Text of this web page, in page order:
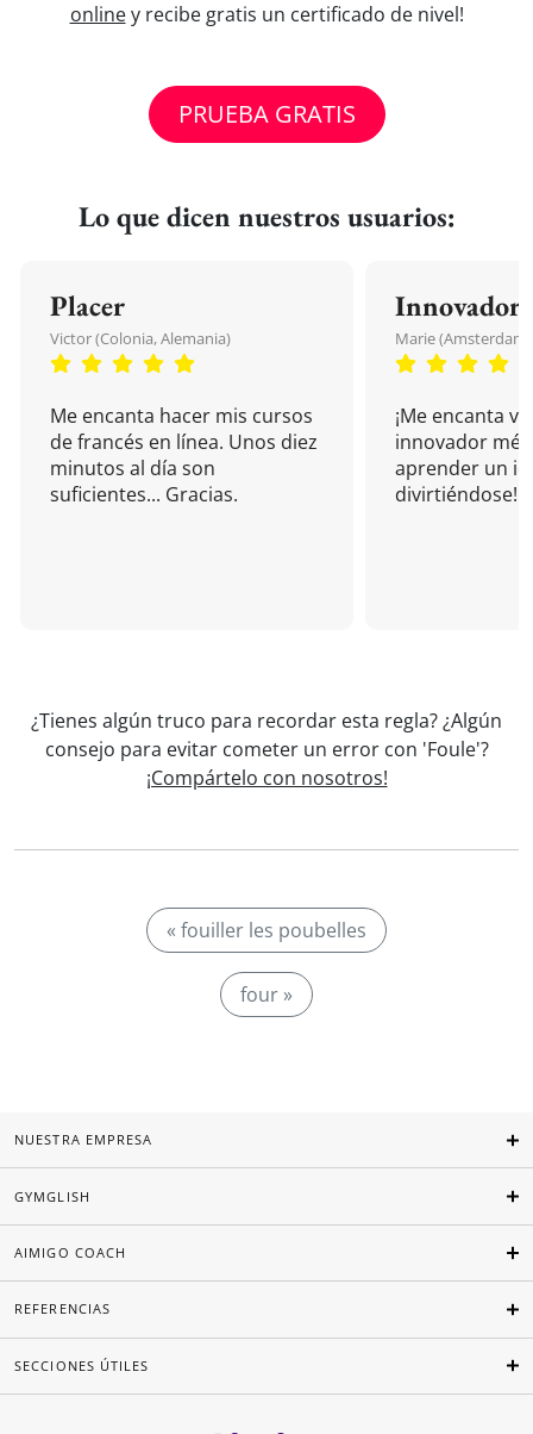
onliney recibe gratis un certificado de nivel!
PRUEBA GRATIS
Lo que dicen nuestros usuarios:
Placer
Victor (Colonia, Alemania)
Me encanta hacer mis cursos
de francés en línea. Unos diez
minutos al día son
suficientes... Gracias.
Innovador
Marie (Amsterdam,
¡Me encanta
innovador
aprender un
divirtiéndose!
¿Tienes algún truco para recordar esta regla? ¿Algún
consejo para evitar cometer un error con 'Foule'?
¡Compártelo con nosotros!
« fouiller les poubelles
four »
NUESTRA EMPRESA
GYMGLISH
AIMIGO COACH
REFERENCIAS
SECCIONES ÚTILES